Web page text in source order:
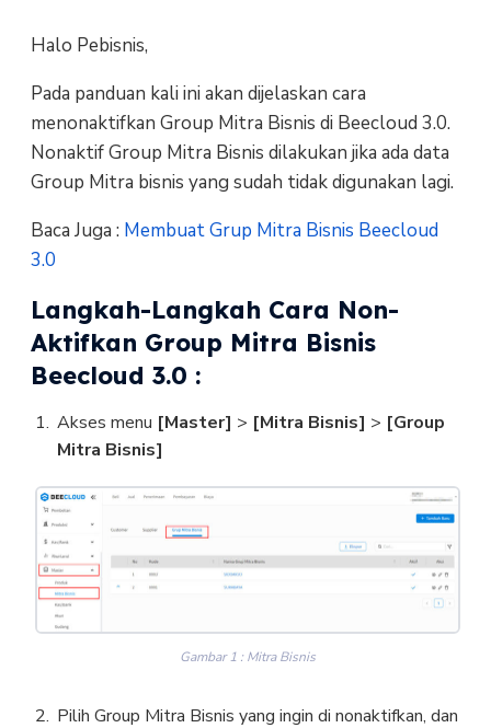
Halo Pebisnis,
Pada panduan kali ini akan dijelaskan cara
menonaktifkan Group Mitra Bisnis di Beecloud 3.0.
Nonaktif Group Mitra Bisnis dilakukan jika ada data
Group Mitra bisnis yang sudah tidak digunakan lagi.
Baca Juga : Membuat Grup Mitra Bisnis Beecloud
3.0
Langkah-Langkah Cara Non-
Aktifkan Group Mitra Bisnis
Beecloud 3.0 :
Akses menu [Master] > [Mitra Bisnis] > [Group
Mitra Bisnis]
Gambar 1 : Mitra Bisnis
Pilih Group Mitra Bisnis yang ingin di nonaktifkan, dan